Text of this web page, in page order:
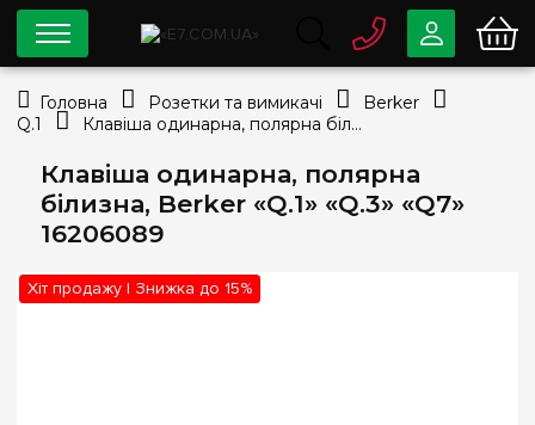
Клавіша одинарна, полярна
білизна, Berker «Q.1» «Q.3» «Q7»
16206089
Хіт продажу | Знижка до 15%
0 80033-63-07
Безкоштовно
info@e7.com.ua
044 334-79-78
Viber Telegram
Головна Розетки та вимикачі
Berker
Q.1
Клавіша одинарна, полярна білизна, Berker «Q.1» «Q.3» «Q7» 16206089